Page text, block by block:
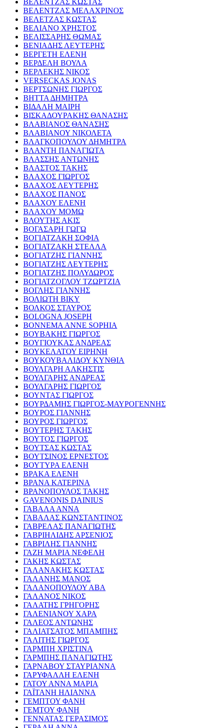
ΒΕΛΕΝΤΖΑΣ ΚΩΣΤΑΣ
ΒΕΛΕΝΤΖΑΣ ΜΕΛΑΧΡΙΝΟΣ
ΒΕΛΕΤΖΑΣ ΚΩΣΤΑΣ
ΒΕΛΙΑΝΟ ΧΡΗΣΤΟΣ
ΒΕΛΙΣΣΑΡΗΣ ΘΩΜΑΣ
ΒΕΝΙΑΔΗΣ ΛΕΥΤΕΡΗΣ
ΒΕΡΓΕΤΗ ΕΛΕΝΗ
ΒΕΡΔΕΛΗ ΒΟΥΛΑ
ΒΕΡΛΕΚΗΣ ΝΙΚΟΣ
VERSECKAS JONAS
ΒΕΡΤΣΩΝΗΣ ΓΙΩΡΓΟΣ
ΒΗΤΤΑ ΔΗΜΗΤΡΑ
ΒΙΔΑΛΗ ΜΑΙΡΗ
ΒΙΣΚΑΔΟΥΡΑΚΗΣ ΘΑΝΑΣΗΣ
ΒΛΑΒΙΑΝΟΣ ΘΑΝΑΣΗΣ
ΒΛΑΒΙΑΝΟΥ ΝΙΚΟΛΕΤΑ
ΒΛΑΓΚΟΠΟΥΛΟΥ ΔΗΜΗΤΡΑ
ΒΛΑΝΤΗ ΠΑΝΑΓΙΩΤΑ
ΒΛΑΣΣΗΣ ΑΝΤΩΝΗΣ
ΒΛΑΣΤΟΣ ΤΑΚΗΣ
ΒΛΑΧΟΣ ΓΙΩΡΓΟΣ
ΒΛΑΧΟΣ ΛΕΥΤΕΡΗΣ
ΒΛΑΧΟΣ ΠΑΝΟΣ
ΒΛΑΧΟΥ ΕΛΕΝΗ
ΒΛΑΧΟΥ ΜΟΜΩ
ΒΛΟΥΤΗΣ ΑΚΙΣ
ΒΟΓΑΣΑΡΗ ΓΩΓΩ
ΒΟΓΙΑΤΖΑΚΗ ΣΟΦΙΑ
ΒΟΓΙΑΤΖΑΚΗ ΣΤΕΛΛΑ
ΒΟΓΙΑΤΖΗΣ ΓΙΑΝΝΗΣ
ΒΟΓΙΑΤΖΗΣ ΛΕΥΤΕΡΗΣ
ΒΟΓΙΑΤΖΗΣ ΠΟΛΥΔΩΡΟΣ
ΒΟΓΙΑΤΖΟΓΛΟΥ ΤΖΩΡΤΖΙΑ
ΒΟΓΛΗΣ ΓΙΑΝΝΗΣ
ΒΟΛΙΩΤΗ ΒΙΚΥ
ΒΟΛΚΟΣ ΣΤΑΥΡΟΣ
BOLOGNA JOSEPH
BONNEMA ANNE SOPHIA
ΒΟΥΒΑΚΗΣ ΓΙΩΡΓΟΣ
ΒΟΥΓΙΟΥΚΑΣ ΑΝΔΡΕΑΣ
ΒΟΥΚΕΛΑΤΟΥ ΕΙΡΗΝΗ
ΒΟΥΚΟΥΒΑΛΙΔΟΥ ΚΥΝΘΙΑ
ΒΟΥΛΓΑΡΗ ΑΛΚΗΣΤΙΣ
ΒΟΥΛΓΑΡΗΣ ΑΝΔΡΕΑΣ
ΒΟΥΛΓΑΡΗΣ ΓΙΩΡΓΟΣ
ΒΟΥΝΤΑΣ ΓΙΩΡΓΟΣ
ΒΟΥΡΔΑΜΗΣ ΓΙΩΡΓΟΣ-ΜΑΥΡΟΓΕΝΝΗΣ
ΒΟΥΡΟΣ ΓΙΑΝΝΗΣ
ΒΟΥΡΟΣ ΓΙΩΡΓΟΣ
ΒΟΥΤΕΡΗΣ ΤΑΚΗΣ
ΒΟΥΤΟΣ ΓΙΩΡΓΟΣ
ΒΟΥΤΣΑΣ ΚΩΣΤΑΣ
ΒΟΥΤΣΙΝΟΣ ΕΡΝΕΣΤΟΣ
ΒΟΥΤΥΡΑ ΕΛΕΝΗ
ΒΡΑΚΑ ΕΛΕΝΗ
ΒΡΑΝΑ ΚΑΤΕΡΙΝΑ
ΒΡΑΝΟΠΟΥΛΟΣ ΤΑΚΗΣ
GAVENONIS DAINIUS
ΓΑΒΑΛΑ ΑΝΝΑ
ΓΑΒΑΛΑΣ ΚΩΝΣΤΑΝΤΙΝΟΣ
ΓΑΒΡΕΛΑΣ ΠΑΝΑΓΙΩΤΗΣ
ΓΑΒΡΙΗΛΙΔΗΣ ΑΡΣΕΝΙΟΣ
ΓΑΒΡΙΛΗΣ ΓΙΑΝΝΗΣ
ΓΑΖΗ ΜΑΡΙΑ ΝΕΦΕΛΗ
ΓΑΚΗΣ ΚΩΣΤΑΣ
ΓΑΛΑΝΑΚΗΣ ΚΩΣΤΑΣ
ΓΑΛΑΝΗΣ ΜΑΝΟΣ
ΓΑΛΑΝΟΠΟΥΛΟΥ ΑΒΑ
ΓΑΛΑΝΟΣ ΝΙΚΟΣ
ΓΑΛΑΤΗΣ ΓΡΗΓΟΡΗΣ
ΓΑΛΕΝΙΑΝΟΥ ΧΑΡΑ
ΓΑΛΕΟΣ ΑΝΤΩΝΗΣ
ΓΑΛΙΑΤΣΑΤΟΣ ΜΠΑΜΠΗΣ
ΓΑΛΙΤΗΣ ΓΙΩΡΓΟΣ
ΓΑΡΜΠΗ ΧΡΙΣΤΙΝΑ
ΓΑΡΜΠΗΣ ΠΑΝΑΓΙΩΤΗΣ
ΓΑΡΝΑΒΟΥ ΣΤΑΥΡΙΑΝΝΑ
ΓΑΡΥΦΑΛΛΗ ΕΛΕΝΗ
ΓΑΤΟΥ ΑΝΝΑ ΜΑΡΙΑ
ΓΑΪΤΑΝΗ ΗΛΙΑΝΝΑ
ΓΕΜΠΤΟΥ ΦΑΝΗ
ΓΕΜΤΟΥ ΦΑΝΗ
ΓΕΝΝΑΤΑΣ ΓΕΡΑΣΙΜΟΣ